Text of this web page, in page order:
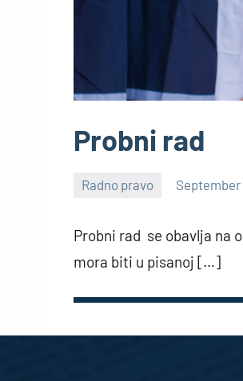
Probni rad
Radno pravo September
Probni rad se obavlja na
mora biti u pisanoj […]